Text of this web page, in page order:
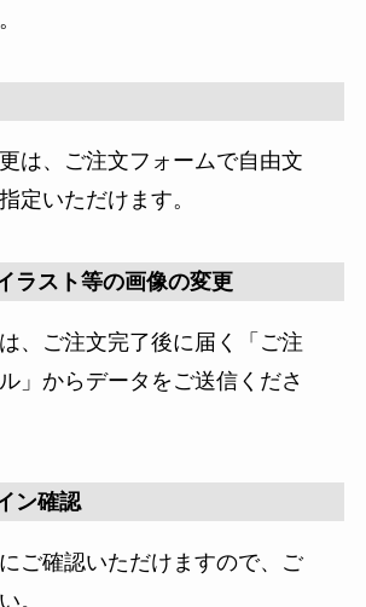
は、ご注文フォームで自由文
定いただけます。
ラスト等の画像の変更
、ご注文完了後に届く「ご注
」からデータをご送信くださ
ン確認
ご確認いただけますので、ご
。